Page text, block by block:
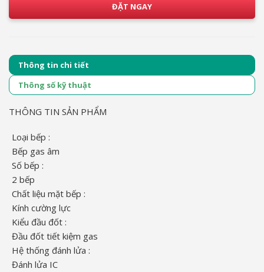
ĐẶT NGAY
Thông tin chi tiết
Thông số kỹ thuật
THÔNG TIN SẢN PHẨM
Loại bếp :
Bếp gas âm
Số bếp :
2 bếp
Chất liệu mặt bếp :
Kính cường lực
Kiểu đầu đốt :
Đầu đốt tiết kiệm gas
Hệ thống đánh lửa :
Đánh lửa IC